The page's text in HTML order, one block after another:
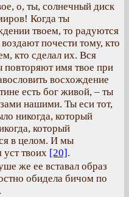
о, ты, солнечный диск
Когда ты
твоем, то радуются
почести тому, кто
кто сделал их. Вся
повторяют имя твое при
восхождение
есть бог живой, – ты
нашими. Ты еси тот,
никогда, который
который
в целом. И мы
уст твоих [20].
же ее вставал образ
обидела бичом по